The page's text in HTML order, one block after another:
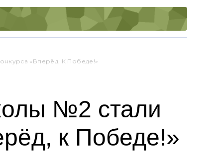
«Вперёд, К Победе!»
№2 стали
к Победе!»